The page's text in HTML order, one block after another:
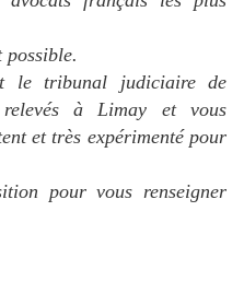
possible.
le tribunal judiciaire de
relevés àLimay et vous
et très expérimenté pour
pour vous renseigner